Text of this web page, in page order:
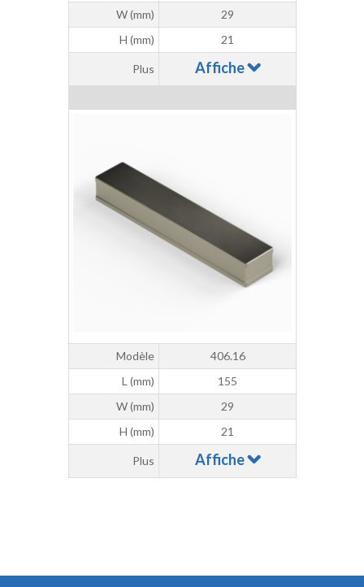
W (mm)
29
H (mm)
21
Plus Affiche
Modèle
406.16
L (mm)
155
W (mm)
29
H (mm)
21
Plus Affiche